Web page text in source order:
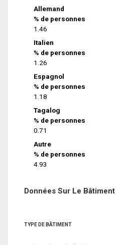
Allemand
% de personnes
1.46
Italien
% de personnes
1.26
Espagnol
% de personnes
1.18
Tagalog
% de personnes
0.71
Autre
% de personnes
4.93
Données Sur Le Bâtiment
TYPE DE BÂTIMENT